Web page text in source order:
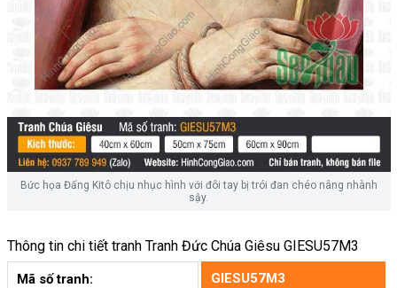
Bức họa Đấng Kitô chịu nhục hình với đôi tay bị trói đan chéo nâng nhành
sậy.
Thông tin chi tiết tranh Tranh Đức Chúa Giêsu GIESU57M3
Mã số tranh: GIESU57M3